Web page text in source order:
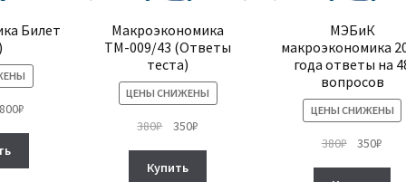
Билет
₽Текущая
Макроэкономика
ТМ-009/43 (Ответы
теста)
ЦЕНЫ СНИЖЕНЫ
380₽
Первоначальная
составляла
350₽
Купить
МЭБиК
макроэкономика
года ответы на
вопросов
ЦЕНЫ СНИЖЕНЫ
380₽ 350₽